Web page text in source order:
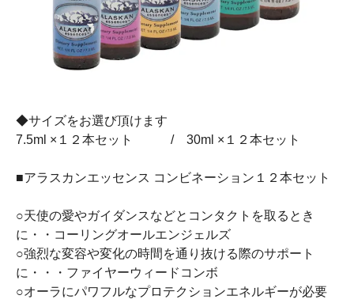
◆サイズをお選び頂けます
7.5ml ×１２本セット / 30ml ×１２本セット
■アラスカンエッセンス コンビネーション１２本セット
○天使の愛やガイダンスなどとコンタクトを取るとき
に・・コーリングオールエンジェルズ
○強烈な変容や変化の時間を通り抜ける際のサポート
に・・・ファイヤーウィードコンボ
○オーラにパワフルなプロテクションエネルギーが必要